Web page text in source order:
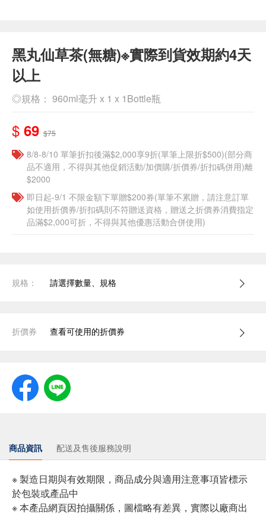
黑丸仙草茶(無糖)※實際到貨效期約4天
以上
◎規格： 960ml毫升 x 1 x 1Bottle瓶
$ 69 $75
8/8-8/10 單筆折扣後滿$2,000享9折(單筆上限折$500)(部分商
品不適用，不得與其他促銷活動/加價購/折價券/折扣碼併用)離
$2000
即日起-9/1 不限金額下單贈$200券(單筆不累贈，請注意訂單
如使用折價券/折扣碼則不符贈送資格，贈送之折價券消費指定
品滿$2,000可折，不得與其他優惠活動合併使用)
規格： 請選擇數量、規格
折價券 查看可使用的折價券
商品資訊 配送及售後服務說明
※ 製造日期與有效期限，商品成分與適用注意事項皆標示
於包裝或產品中
※ 本產品網頁因拍攝關係，圖檔略有差異，實際以廠商出